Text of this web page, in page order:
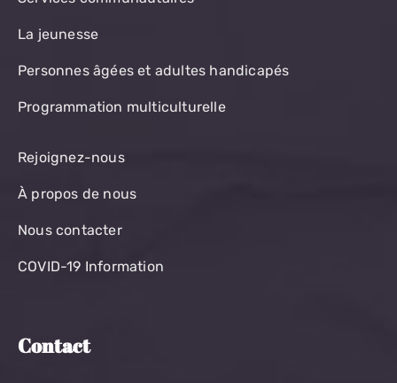
La jeunesse
Personnes âgées et adultes handicapés
Programmation multiculturelle
Rejoignez-nous
À propos de nous
Nous contacter
COVID-19 Information
Contact